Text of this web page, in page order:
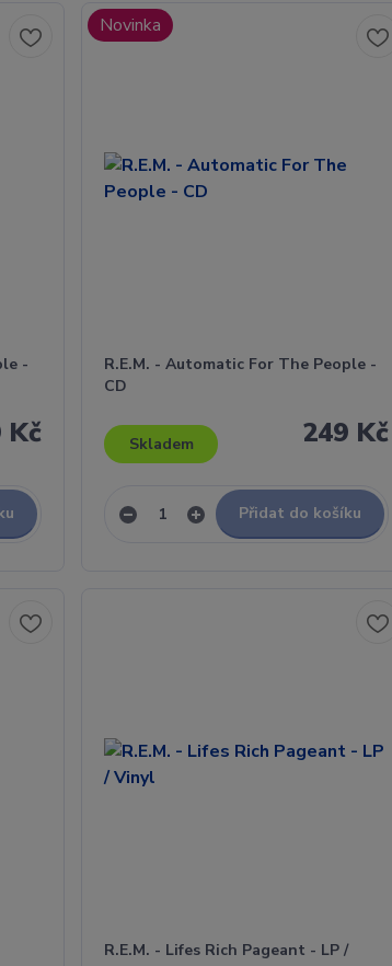
-
Kč
Novinka
R.E.M. - Automatic For The People -
CD
249 Kč
Skladem
Přidat do košíku
R.E.M. - Lifes Rich Pageant - LP /